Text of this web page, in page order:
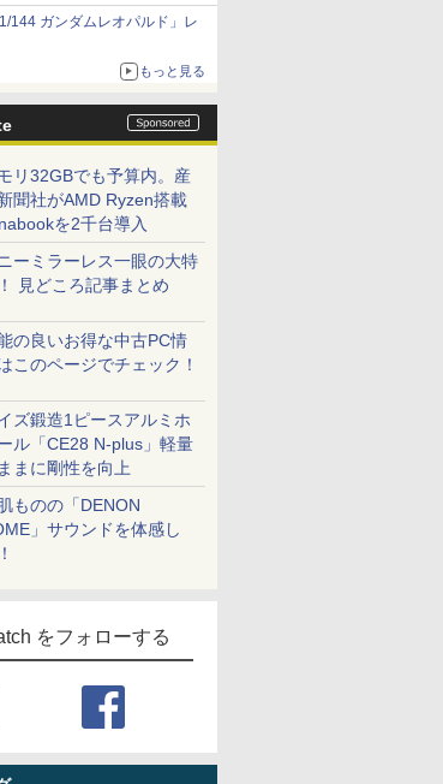
144 ガンダムレオパルド」レ
ンダムX』30周年！インナーア
の変形機構まで再現し最新フォ
もっと見る
リ32GBでも予算内。産
聞社がAMD Ryzen搭載
を2千台導入
ーミラーレス一眼の大特
見どころ記事まとめ
の良いお得な中古PC情
このページでチェック！
ズ鍛造1ピースアルミホ
ル「CE28 N-plus」軽量
まに剛性を向上
ものの「DENON
」サウンドを体感し
をフォローする